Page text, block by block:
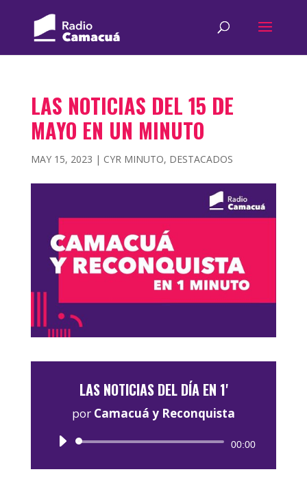
LAS NOTICIAS DEL 15 DE
MAYO EN UN MINUTO
MAY 15, 2023 | CYR MINUTO, DESTACADOS
LAS NOTICIAS DEL DÍA EN 1'
por Camacuá y Reconquista
Reproductor
00:00